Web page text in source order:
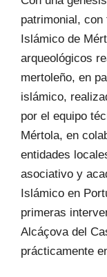
patrimonial,
Islámico de
arqueológicos
mertoleño, en
islámico,
por el equipo
Mértola, en
entidades
asociativo y
Islámico en
primeras
Alcáçova del
prácticamente